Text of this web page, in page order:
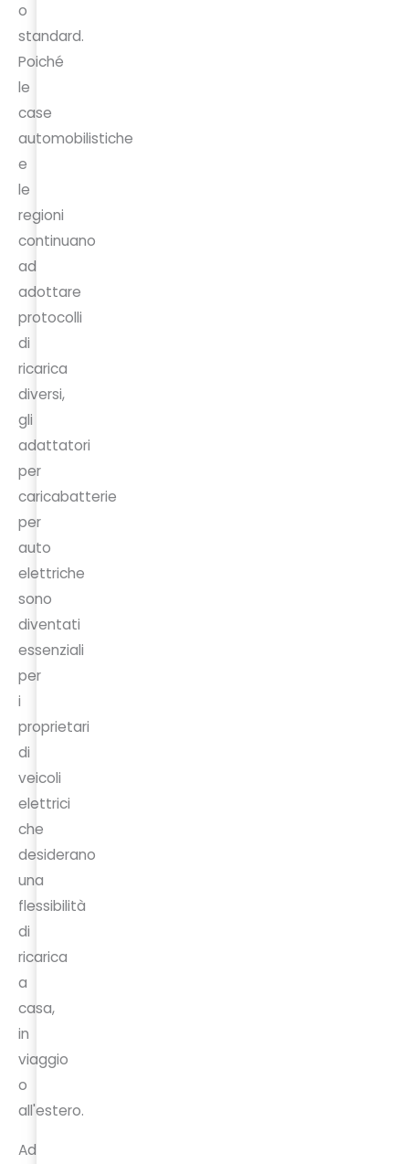
o
standard.
Poiché
le
case
automobilistiche
e
le
regioni
continuano
ad
adottare
protocolli
di
ricarica
diversi,
gli
adattatori
per
caricabatterie
per
auto
elettriche
sono
diventati
essenziali
per
i
proprietari
di
veicoli
elettrici
che
desiderano
una
flessibilità
di
ricarica
a
casa,
in
viaggio
o
all'estero.
Ad